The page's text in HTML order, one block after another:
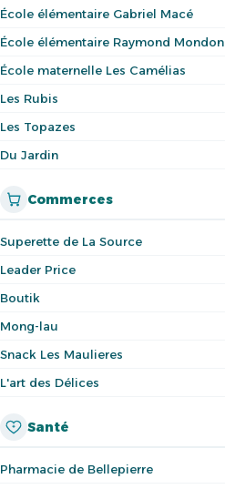
École élémentaire Gabriel Macé
École élémentaire Raymond Mondon
École maternelle Les Camélias
Les Rubis
Les Topazes
Du Jardin
Commerces
Superette de La Source
Leader Price
Boutik
Mong-lau
Snack Les Maulieres
L'art des Délices
Santé
Pharmacie de Bellepierre